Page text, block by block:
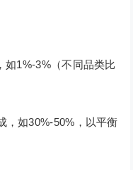
如1%-3%（不同品类比
，如30%-50%，以平衡